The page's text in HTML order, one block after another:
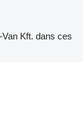
Kft. dans ces